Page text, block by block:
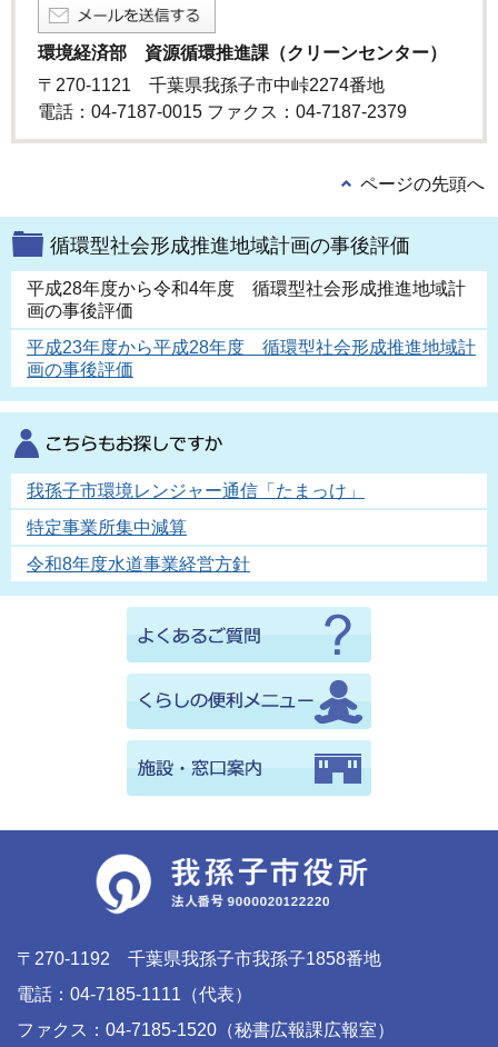
環境経済部 資源循環推進課（クリーンセンター）
〒270-1121 千葉県我孫子市中峠2274番地
電話：04-7187-0015 ファクス：04-7187-2379
ページの先頭へ
循環型社会形成推進地域計画の事後評価
平成28年度から令和4年度 循環型社会形成推進地域計
画の事後評価
平成23年度から平成28年度 循環型社会形成推進地域計
画の事後評価
我孫子市環境レンジャー通信「たまっけ」
特定事業所集中減算
令和8年度水道事業経営方針
〒270-1192 千葉県我孫子市我孫子1858番地
電話：04-7185-1111（代表）
ファクス：04-7185-1520（秘書広報課広報室）